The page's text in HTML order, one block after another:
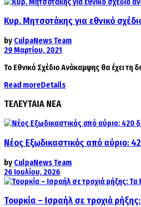
Κυρ. Μητσοτάκης για εθνικό
by CulpaNews Team
29 Μαρτίου, 2021
Το Εθνικό Σχέδιο Ανάκαμψης θα έχει τη
Read moreDetails
ΤΕΛΕΥΤΑΙΑ ΝΕΑ
Νέος Εξωδικαστικός από αύριο:
by CulpaNews Team
26 Ιουλίου, 2026
Τουρκία – Ισραήλ σε τροχιά